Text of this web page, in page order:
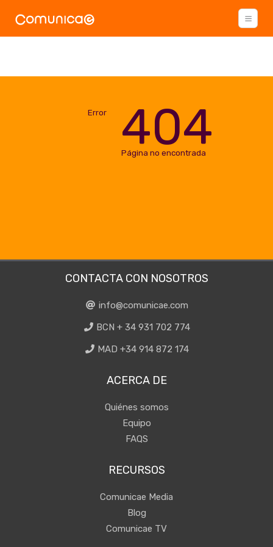
Error 404
Página no encontrada
CONTACTA CON NOSOTROS
info@comunicae.com
BCN + 34 931 702 774
MAD +34 914 872 174
ACERCA DE
Quiénes somos
Equipo
FAQS
RECURSOS
Comunicae Media
Blog
Comunicae TV